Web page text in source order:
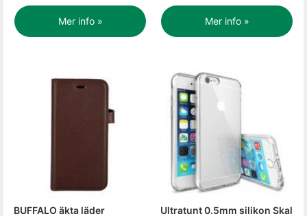
Mer info » Mer info »
BUFFALO äkta läder
Ultratunt 0.5mm silikon Skal